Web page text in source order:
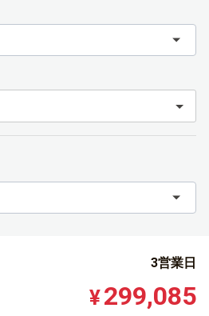
3営業日
¥299,085